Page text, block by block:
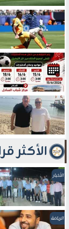
الأكثر
الأخبار
الرياضة